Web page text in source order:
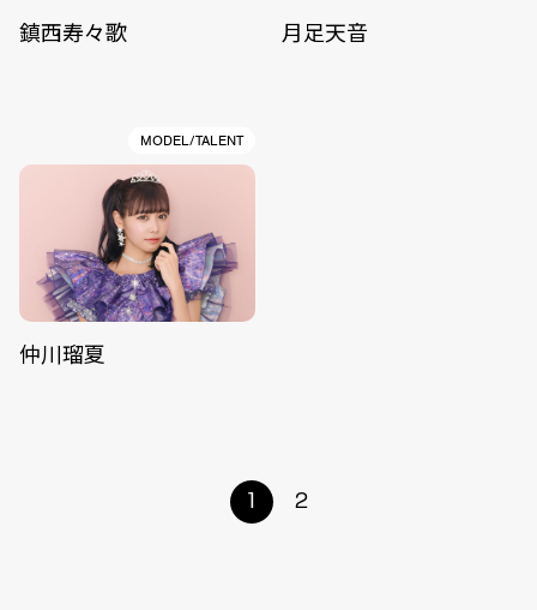
鎮西寿々歌 月足天音
MODEL/TALENT
仲川瑠夏
1 2